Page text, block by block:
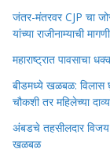
जंतर-मंतरवर CJP चा
यांच्या राजीनाम्याची मागणी
महाराष्ट्रात पावसाचा
बीडमध्ये खळबळ: विलास
चौकशी तर महिलेच्या
अंबडचे तहसीलदार
खळबळ